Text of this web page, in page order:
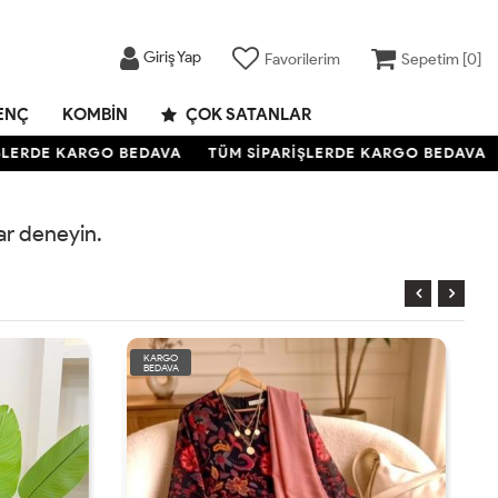
Giriş Yap Favorilerim Sepetim [0]
KOMBIN ÇOK SATANLAR
KARGO BEDAVA TÜM SİPARİŞLERDE KARGO BEDAVA
deneyin.
KARGO
BEDAVA